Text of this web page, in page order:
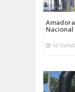
Nacional
16